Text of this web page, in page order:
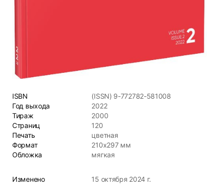
ISBN
(ISSN) 9-772782-581008
Год выхода
2022
Тираж
2000
Страниц
120
Печать
цветная
Формат
210х297 мм
Обложка
мягкая
Изменено 15 октября 2024 г.